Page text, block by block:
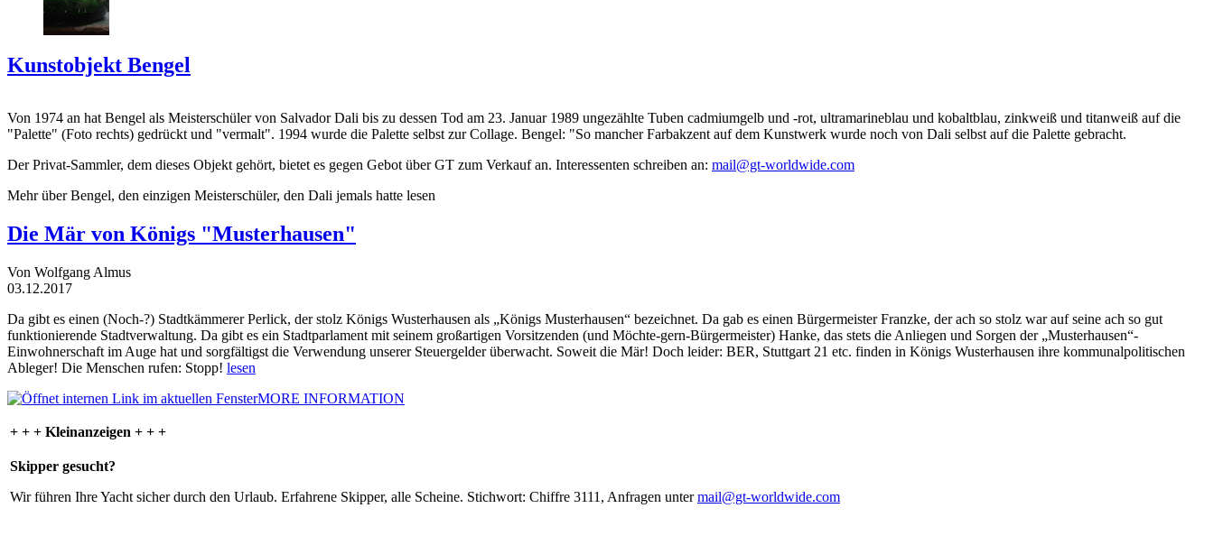
Kunstobjekt Bengel
Von 1974 an hat Bengel als Meisterschüler von Salvador Dali bis zu dessen Tod am 23. Januar 1989 ungezählte Tuben cadmiumgelb und -rot, ultramarineblau und kobaltblau, zinkweiß und titanweiß auf die
"Palette" (Foto rechts) gedrückt und "vermalt". 1994 wurde die Palette selbst zur Collage. Bengel: "So mancher Farbakzent auf dem Kunstwerk wurde noch von Dali selbst auf die Palette gebracht.
Der Privat-Sammler, dem dieses Objekt gehört, bietet es gegen Gebot über GT zum Verkauf an. Interessenten schreiben an: mail@gt-worldwide.com
Mehr über Bengel, den einzigen Meisterschüler, den Dali jemals hatte lesen
Die Mär von Königs "Musterhausen"
Von Wolfgang Almus
03.12.2017
Da gibt es einen (Noch-?) Stadtkämmerer Perlick, der stolz Königs Wusterhausen als „Königs Musterhausen“ bezeichnet. Da gab es einen Bürgermeister Franzke, der ach so stolz war auf seine ach so gut
funktionierende Stadtverwaltung. Da gibt es ein Stadtparlament mit seinem großartigen Vorsitzenden (und Möchte-gern-Bürgermeister) Hanke, das stets die Anliegen und Sorgen der „Musterhausen“-
Einwohnerschaft im Auge hat und sorgfältigst die Verwendung unserer Steuergelder überwacht. Soweit die Mär! Doch leider: BER, Stuttgart 21 etc. finden in Königs Wusterhausen ihre kommunalpolitischen
Ableger! Die Menschen rufen: Stopp! lesen
MORE INFORMATION
+ + + Kleinanzeigen + + +
Skipper gesucht?
Wir führen Ihre Yacht sicher durch den Urlaub. Erfahrene Skipper, alle Scheine. Stichwort: Chiffre 3111, Anfragen untermail@gt-worldwide.com